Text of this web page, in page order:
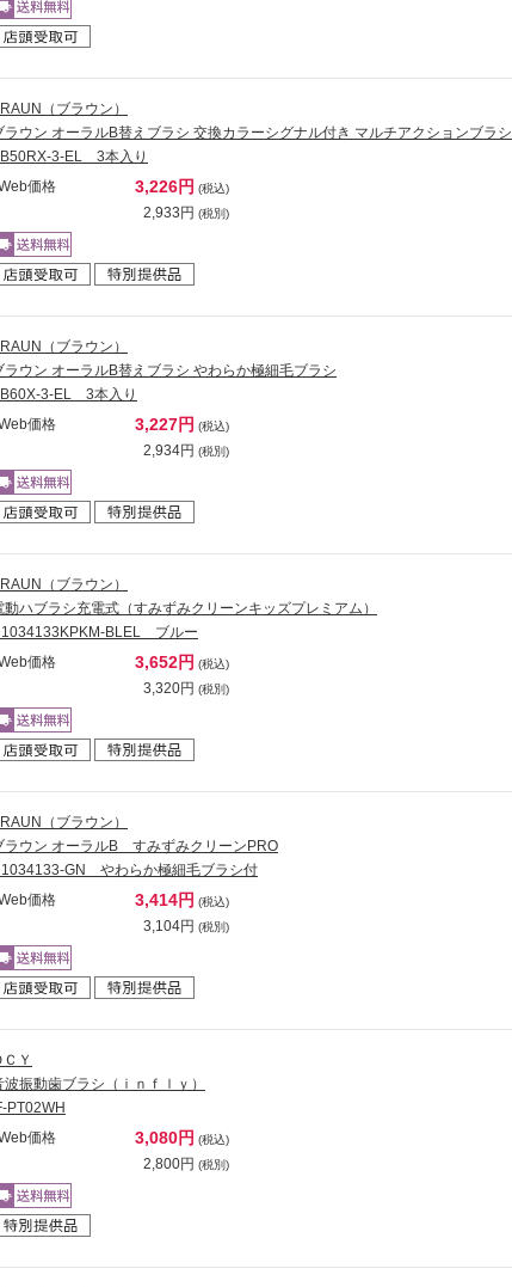
（ブラウン）
ラウン オーラルB替えブラシ 交換カラーシグナル付き マルチアクションブラシ
3-EL 3本入り
価格
3,226円 (税込)
2,933円 (税別)
（ブラウン）
ラウン オーラルB替えブラシ やわらか極細毛ブラシ
3-EL 3本入り
価格
3,227円 (税込)
2,934円 (税別)
（ブラウン）
動ハブラシ充電式（すみずみクリーンキッズプレミアム）
BLEL ブルー
価格
3,652円 (税込)
3,320円 (税別)
（ブラウン）
ラウン オーラルB すみずみクリーンPRO
GN やわらか極細毛ブラシ付
価格
3,414円 (税込)
3,104円 (税別)
ＣＹ
波振動歯ブラシ（ｉｎｆｌｙ）
PT02WH
価格
3,080円 (税込)
2,800円 (税別)